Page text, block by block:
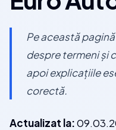
Pe această
despre termeni și
apoi explicațiile
corectă.
Actualizat la: